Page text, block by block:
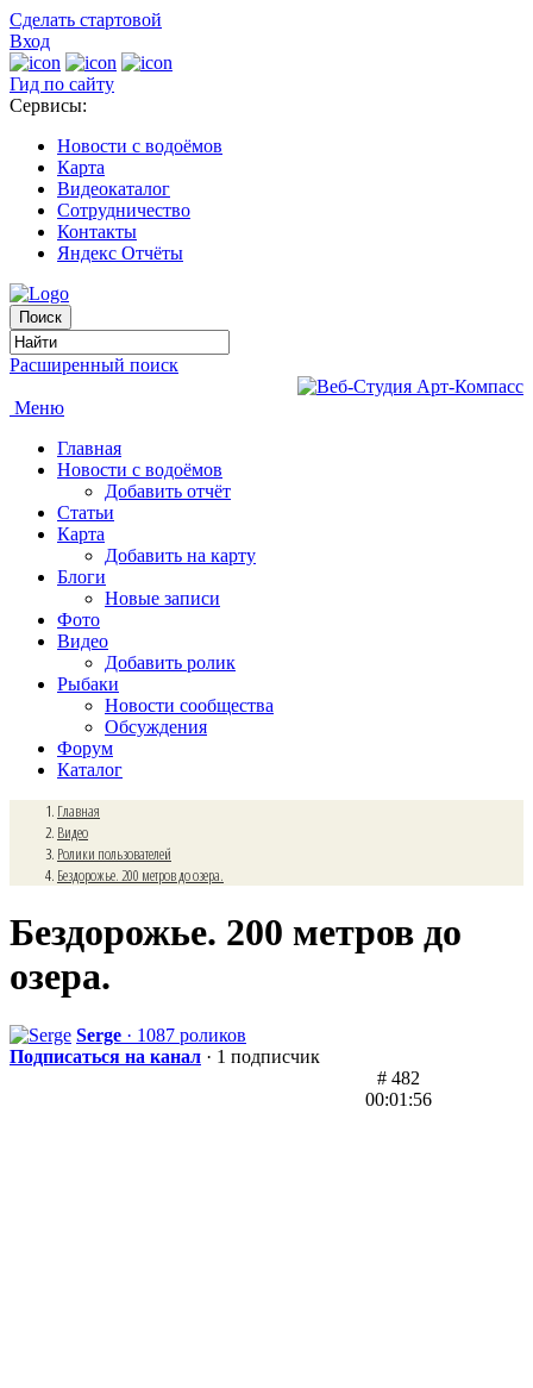
Сделать стартовой
Вход
Гид по сайту
Сервисы:
Новости с водоёмов
Карта
Видеокаталог
Сотрудничество
Контакты
Яндекс Отчёты
Расширенный поиск
Меню
Главная
Новости с водоёмов
Добавить отчёт
Статьи
Карта
Добавить на карту
Блоги
Новые записи
Фото
Видео
Добавить ролик
Рыбаки
Новости сообщества
Обсуждения
Форум
Каталог
Главная
Видео
Ролики пользователей
Бездорожье. 200 метров до озера.
Бездорожье. 200 метров до
озера.
Serge · 1087 роликов
Подписаться на канал · 1 подписчик
# 482
00:01:56